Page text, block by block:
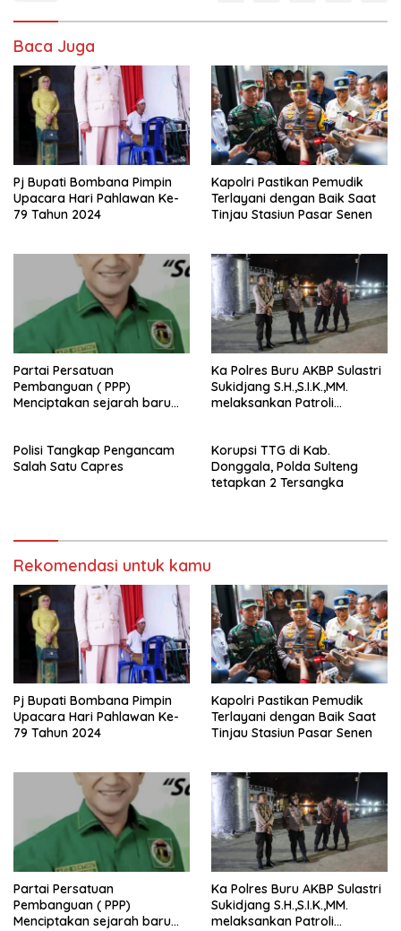
Baca Juga
Pj Bupati Bombana Pimpin
Upacara Hari Pahlawan Ke-
79 Tahun 2024
Kapolri Pastikan Pemudik
Terlayani dengan Baik Saat
Tinjau Stasiun Pasar Senen
Partai Persatuan
Pembanguan ( PPP)
Menciptakan sejarah baru
Buru (Namlea).
Ka Polres Buru AKBP Sulastri
Sukidjang S.H.,S.I.K.,MM.
melaksankan Patroli
Polisi Tangkap Pengancam
Salah Satu Capres
Korupsi TTG di Kab.
Donggala, Polda Sulteng
tetapkan 2 Tersangka
Rekomendasi untuk kamu
Pj Bupati Bombana Pimpin
Upacara Hari Pahlawan Ke-
79 Tahun 2024
Kapolri Pastikan Pemudik
Terlayani dengan Baik Saat
Tinjau Stasiun Pasar Senen
Partai Persatuan
Pembanguan ( PPP)
Menciptakan sejarah baru
Ka Polres Buru AKBP Sulastri
Sukidjang S.H.,S.I.K.,MM.
melaksankan Patroli